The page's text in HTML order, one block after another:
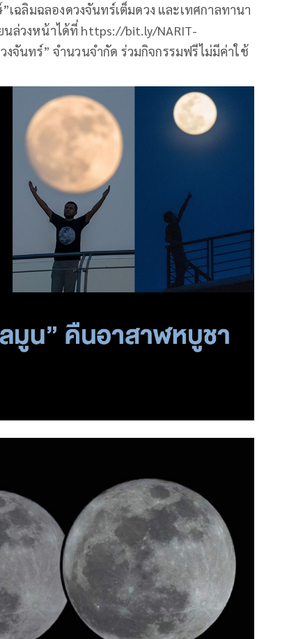
ลิมฉลองดวงจันทร์เต็มดวง และเทศกาลทานา
นล่วงหน้าได้ที่ https://bit.ly/NARIT-
งจันทร์” จำนวนจำกัด ร่วมกิจกรรมฟรีไม่มีค่าใช้